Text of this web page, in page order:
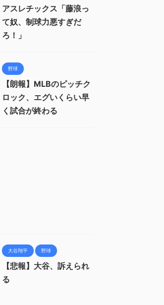
アスレチックス「藤浪っ
て奴、制球力悪すぎだ
ろ！」
野球
【朗報】MLBのピッチク
ロック、エグいくらい早
く試合が終わる
大谷翔平 野球
【悲報】大谷、訴えられ
る